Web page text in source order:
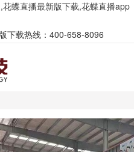
蝶直播最新版下载,花蝶直播app
载热线：400-658-8096